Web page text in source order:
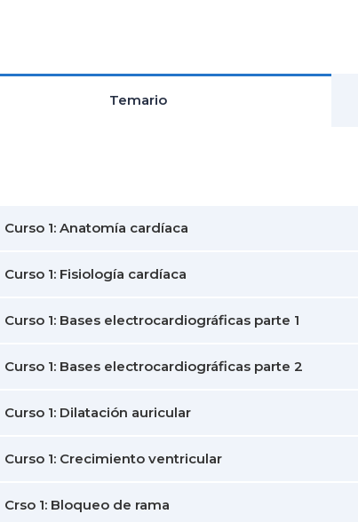
Temario
Curso 1: Anatomía cardíaca
Curso 1: Fisiología cardíaca
Curso 1: Bases electrocardiográficas parte 1
Curso 1: Bases electrocardiográficas parte 2
Curso 1: Dilatación auricular
Curso 1: Crecimiento ventricular
Crso 1: Bloqueo de rama